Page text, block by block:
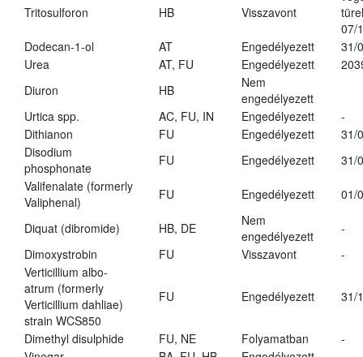
Tritosulforon HB Visszavont
07/
Dodecan-1-ol
AT Engedélyezett
31/
Urea
AT, FU Engedélyezett
Diuron
HB
Nem
engedélyezett
Urtica spp.
AC, FU, IN Engedélyezett
-
Dithianon
FU Engedélyezett
31/
Disodium
phosphonate
FU Engedélyezett
31/
Valifenalate (formerly
Valiphenal)
FU Engedélyezett 01/
Diquat (dibromide) HB, DE
Nem
engedélyezett
-
Dimoxystrobin
FU Visszavont
-
Verticillium albo-
atrum (formerly
Verticillium dahliae)
strain WCS850
FU Engedélyezett 31/
Dimethyl disulphide FU, NE Folyamatban
-